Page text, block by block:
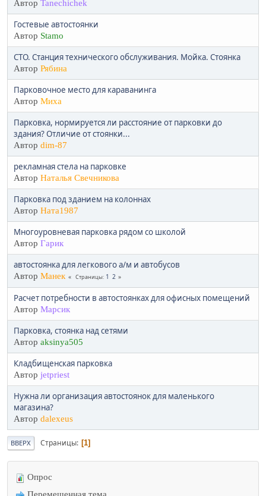
Автор Tanechichek
Гостевые автостоянки
Автор Stamo
СТО. Станция технического обслуживания. Мойка. Стоянка
Автор Рябина
Парковочное место для караванинга
Автор Миха
Парковка, нормируется ли расстояние от парковки до
здания? Отличие от стоянки...
Автор dim-87
рекламная стела на парковке
Автор Наталья Свечникова
Парковка под зданием на колоннах
Автор Ната1987
Многоуровневая парковка рядом со школой
Автор Гарик
автостоянка для легкового а/м и автобусов
Автор Манек Страницы 1 2
Расчет потребности в автостоянках для офисных помещений
Автор Марсик
Парковка, стоянка над сетями
Автор aksinya505
Кладбищенская парковка
Автор jetpriest
Нужна ли организация автостоянок для маленького
магазина?
Автор dalexeus
ВВЕРХ Страницы 1
Опрос